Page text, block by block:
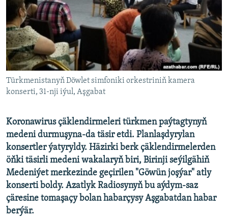
Türkmenistanyň Döwlet simfoniki orkestriniň kamera
konserti, 31-nji iýul, Aşgabat
Koronawirus çäklendirmeleri türkmen paýtagtynyň
medeni durmuşyna-da täsir etdi. Planlaşdyrylan
konsertler ýatyryldy. Häzirki berk çäklendirmelerden
öňki täsirli medeni wakalaryň biri, Birinji seýilgähiň
Medeniýet merkezinde geçirilen "Göwün joşýar" atly
konserti boldy. Azatlyk Radiosynyň bu aýdym-saz
çäresine tomaşaçy bolan habarçysy Aşgabatdan habar
berýär.